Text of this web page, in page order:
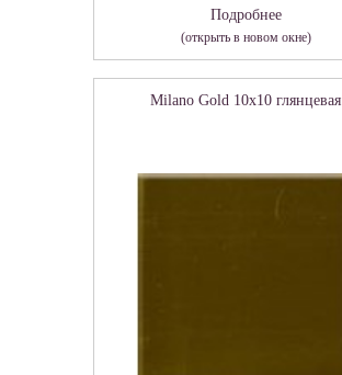
Подробнее
(открыть в новом окне)
Milano Gold 10x10 глянцевая